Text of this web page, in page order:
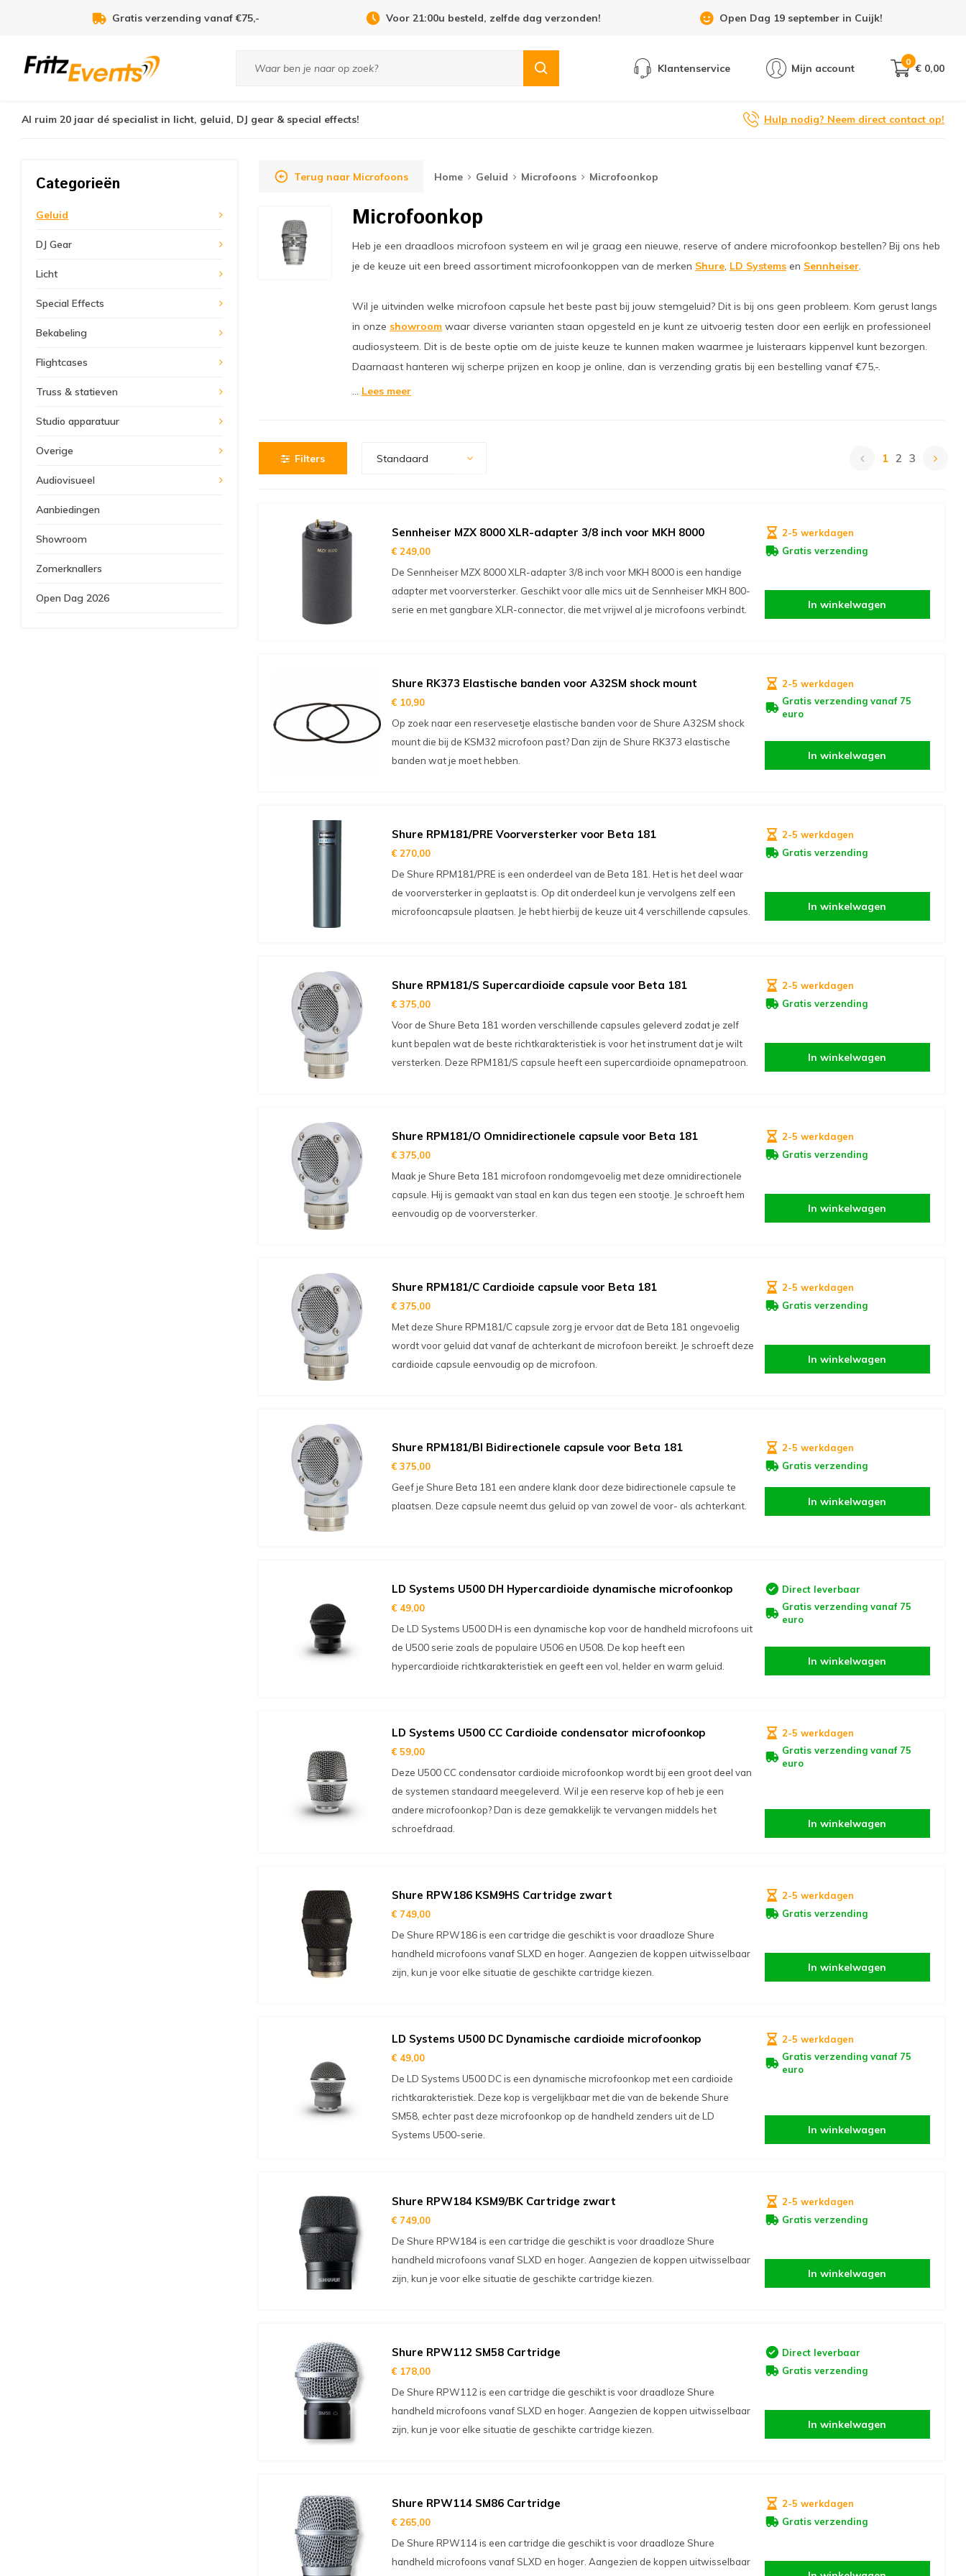
Voor 21:00u besteld, zelfde dag verzonden! Open Dag 19 september in Cuijk! Showroom 6 dagen per week geopend!
Klantenservice Mijn account
0
€ 0,00
Al ruim 20 jaar dé specialist in licht, geluid, DJ gear & special effects! Hulp nodig? Neem direct contact op!
Categorieën
Geluid
DJ Gear
Licht
Special Effects
Bekabeling
Flightcases
Truss & statieven
Studio apparatuur
Overige
Audiovisueel
Aanbiedingen
Showroom
Zomerknallers
Open Dag 2026
Terug naar Microfoons Home Geluid Microfoons Microfoonkop
Microfoonkop
Heb je een draadloos microfoon systeem en wil je graag een nieuwe, reserve of andere microfoonkop bestellen? Bij ons heb
je de keuze uit een breed assortiment microfoonkoppen van de merken Shure, LD Systems en Sennheiser.
Wil je uitvinden welke microfoon capsule het beste past bij jouw stemgeluid? Dit is bij ons geen probleem. Kom gerust langs
in onze showroom waar diverse varianten staan opgesteld en je kunt ze uitvoerig testen door een eerlijk en professioneel
audiosysteem. Dit is de beste optie om de juiste keuze te kunnen maken waarmee je luisteraars kippenvel kunt bezorgen.
Daarnaast hanteren wij scherpe prijzen en koop je online, dan is verzending gratis bij een bestelling vanaf €75,-.
... Lees meer
Filters Standaard 1 2 3
Sennheiser MZX 8000 XLR-adapter 3/8 inch voor MKH 8000
€ 249,00
De Sennheiser MZX 8000 XLR-adapter 3/8 inch voor MKH 8000 is een handige
adapter met voorversterker. Geschikt voor alle mics uit de Sennheiser MKH 800-
serie en met gangbare XLR-connector, die met vrijwel al je microfoons verbindt.
2-5 werkdagen
Gratis verzending
In winkelwagen
Shure RK373 Elastische banden voor A32SM shock mount
€ 10,90
Op zoek naar een reservesetje elastische banden voor de Shure A32SM shock
mount die bij de KSM32 microfoon past? Dan zijn de Shure RK373 elastische
banden wat je moet hebben.
2-5 werkdagen
Gratis verzending vanaf 75
euro
In winkelwagen
Shure RPM181/PRE Voorversterker voor Beta 181
€ 270,00
De Shure RPM181/PRE is een onderdeel van de Beta 181. Het is het deel waar
de voorversterker in geplaatst is. Op dit onderdeel kun je vervolgens zelf een
microfooncapsule plaatsen. Je hebt hierbij de keuze uit 4 verschillende capsules.
2-5 werkdagen
Gratis verzending
In winkelwagen
Shure RPM181/S Supercardioide capsule voor Beta 181
€ 375,00
Voor de Shure Beta 181 worden verschillende capsules geleverd zodat je zelf
kunt bepalen wat de beste richtkarakteristiek is voor het instrument dat je wilt
versterken. Deze RPM181/S capsule heeft een supercardioide opnamepatroon.
2-5 werkdagen
Gratis verzending
In winkelwagen
Shure RPM181/O Omnidirectionele capsule voor Beta 181
€ 375,00
Maak je Shure Beta 181 microfoon rondomgevoelig met deze omnidirectionele
capsule. Hij is gemaakt van staal en kan dus tegen een stootje. Je schroeft hem
eenvoudig op de voorversterker.
2-5 werkdagen
Gratis verzending
In winkelwagen
Shure RPM181/C Cardioide capsule voor Beta 181
€ 375,00
Met deze Shure RPM181/C capsule zorg je ervoor dat de Beta 181 ongevoelig
wordt voor geluid dat vanaf de achterkant de microfoon bereikt. Je schroeft deze
cardioide capsule eenvoudig op de microfoon.
2-5 werkdagen
Gratis verzending
In winkelwagen
Shure RPM181/BI Bidirectionele capsule voor Beta 181
€ 375,00
Geef je Shure Beta 181 een andere klank door deze bidirectionele capsule te
plaatsen. Deze capsule neemt dus geluid op van zowel de voor- als achterkant.
2-5 werkdagen
Gratis verzending
In winkelwagen
LD Systems U500 DH Hypercardioide dynamische microfoonkop
€ 49,00
De LD Systems U500 DH is een dynamische kop voor de handheld microfoons uit
de U500 serie zoals de populaire U506 en U508. De kop heeft een
hypercardioide richtkarakteristiek en geeft een vol, helder en warm geluid.
Direct leverbaar
Gratis verzending vanaf 75
euro
In winkelwagen
LD Systems U500 CC Cardioide condensator microfoonkop
€ 59,00
Deze U500 CC condensator cardioide microfoonkop wordt bij een groot deel van
de systemen standaard meegeleverd. Wil je een reserve kop of heb je een
andere microfoonkop? Dan is deze gemakkelijk te vervangen middels het
schroefdraad.
2-5 werkdagen
Gratis verzending vanaf 75
euro
In winkelwagen
Shure RPW186 KSM9HS Cartridge zwart
€ 749,00
De Shure RPW186 is een cartridge die geschikt is voor draadloze Shure
handheld microfoons vanaf SLXD en hoger. Aangezien de koppen uitwisselbaar
zijn, kun je voor elke situatie de geschikte cartridge kiezen.
2-5 werkdagen
Gratis verzending
In winkelwagen
LD Systems U500 DC Dynamische cardioide microfoonkop
€ 49,00
De LD Systems U500 DC is een dynamische microfoonkop met een cardioide
richtkarakteristiek. Deze kop is vergelijkbaar met die van de bekende Shure
SM58, echter past deze microfoonkop op de handheld zenders uit de LD
Systems U500-serie.
2-5 werkdagen
Gratis verzending vanaf 75
euro
In winkelwagen
Shure RPW184 KSM9/BK Cartridge zwart
€ 749,00
De Shure RPW184 is een cartridge die geschikt is voor draadloze Shure
handheld microfoons vanaf SLXD en hoger. Aangezien de koppen uitwisselbaar
zijn, kun je voor elke situatie de geschikte cartridge kiezen.
2-5 werkdagen
Gratis verzending
In winkelwagen
Shure RPW112 SM58 Cartridge
€ 178,00
De Shure RPW112 is een cartridge die geschikt is voor draadloze Shure
handheld microfoons vanaf SLXD en hoger. Aangezien de koppen uitwisselbaar
zijn, kun je voor elke situatie de geschikte cartridge kiezen.
Direct leverbaar
Gratis verzending
In winkelwagen
Shure RPW114 SM86 Cartridge
€ 265,00
De Shure RPW114 is een cartridge die geschikt is voor draadloze Shure
handheld microfoons vanaf SLXD en hoger. Aangezien de koppen uitwisselbaar
2-5 werkdagen
Gratis verzending